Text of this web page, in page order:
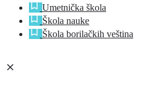
Umetnička škola
Škola nauke
Škola borilačkih veština